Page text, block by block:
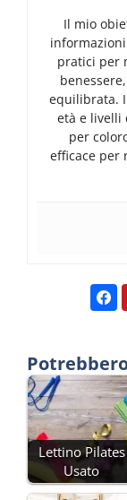
Il mio
pratici per
equilibrata.
età e livelli
per
efficace per
Lettino Pilates
Usato